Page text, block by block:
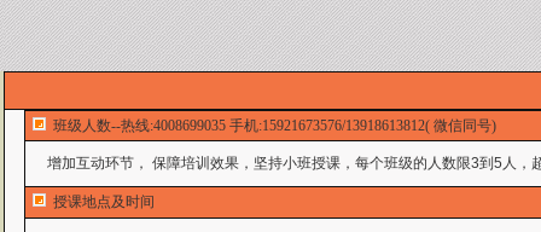
班级人数--热线:4008699035 手机:15921673576/13918613812( 微信同号)
增加互动环节， 保障培训效果，坚持小班授课，每个班级的人数限3到5人，
授课地点及时间